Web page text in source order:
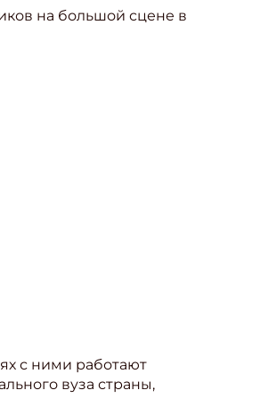
на большой сцене в
с ними работают
вуза страны,